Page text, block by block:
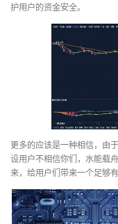
护用户的资金安全。
更多的应该是一种相信，由
设用户不相信你们，水能载
来，给用户们带来一个足够